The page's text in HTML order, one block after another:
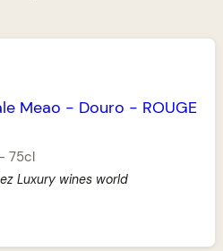
Meao - Douro - ROUGE
-75cl
Luxury wines world